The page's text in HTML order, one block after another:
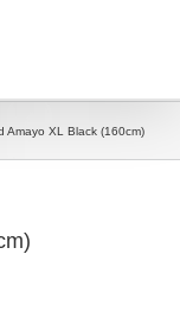
Amayo XL Black (160cm)